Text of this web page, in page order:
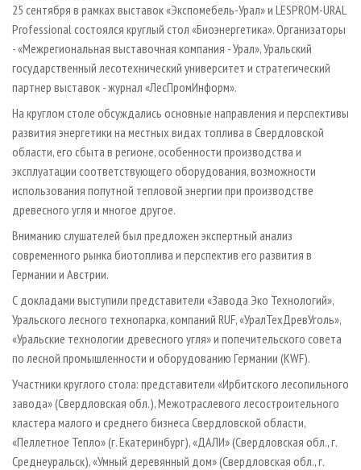
ПРОИЗВОДСТВО ДРЕВЕСНЫХ ПЛИТ
ДЕРЕВЯННОЕ ДОМОСТРОЕНИЕ
ПРОИЗВОДСТВО МЕБЕЛИ
БИОЭНЕРГЕТИКА
ЦБП
ИНСТРУМЕНТ И МАТЕРИАЛЫ
МОБИЛЬНЫЕ ВЫСТАВКИ
ОФИЦИАЛЬНЫЕ ДЕЛЕГАЦИИ
ПРИОРИТЕТНЫЕ ИНВЕСТПРОЕКТЫ
RUSSIAN FORESTRY REVIEW
ГАЗЕТА ЛЕСПРОМФОРУМ
БИБЛИОТЕКА СПЕЦИАЛИСТА
РЕКЛАМА НА САЙТЕ
25 сентября в рамках выставок «Экспомебель-Урал» и LESPROM-URAL
Professional состоялся круглый стол «Биоэнергетика». Организаторы
- «Межрегиональная выставочная компания - Урал», Уральский
государственный лесотехнический университет и стратегический
партнер выставок - журнал «ЛесПромИнформ».
На круглом столе обсуждались основные направления и перспективы
развития энергетики на местных видах топлива в Свердловской
области, его сбыта в регионе, особенности производства и
эксплуатации соответствующего оборудования, возможности
использования попутной тепловой энергии при производстве
древесного угля и многое другое.
Вниманию слушателей был предложен экспертный анализ
современного рынка биотоплива и перспектив его развития в
Германии и Австрии.
С докладами выступили представители «Завода Эко Технологий»,
Уральского лесного технопарка, компаний RUF, «УралТехДревУголь»,
«Уральские технологии древесного угля» и попечительского совета
по лесной промышленности и оборудованию Германии (KWF).
Участники круглого стола: представители «Ирбитского лесопильного
завода» (Свердловская обл.), Межотраслевого лесостроительного
кластера малого и среднего бизнеса Свердловской области,
«Пеллетное Тепло» (г. Екатеринбург), «ДАЛИ» (Свердловская обл., г.
Среднеуральск), «Умный деревянный дом» (Свердловская обл., г.